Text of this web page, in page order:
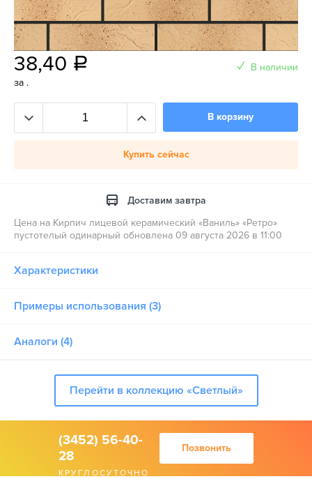
38,40 a
за .
В наличии
В корзину
Купить сейчас
Доставим завтра
Цена на Кирпич лицевой керамический «Ваниль» «Ретро»
пустотелый одинарный обновлена 09 августа 2026 в 11:00
Характеристики
Примеры использования (3)
Аналоги (4)
Перейти в коллекцию «Светлый»
(3452) 56-40-
28
КРУГЛОСУТОЧНО
Позвонить